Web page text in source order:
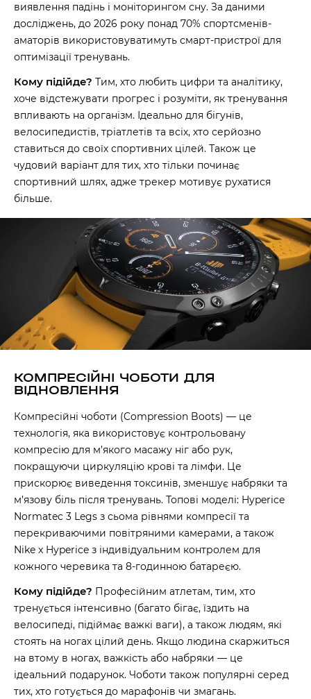
виявлення падінь і моніторингом сну. За даними
досліджень, до 2026 року понад 70% спортсменів-
аматорів використовуватимуть смарт-пристрої для
оптимізації тренувань.
Кому підійде? Тим, хто любить цифри та аналітику,
хоче відстежувати прогрес і розуміти, як тренування
впливають на організм. Ідеально для бігунів,
велосипедистів, тріатлетів та всіх, хто серйозно
ставиться до своїх спортивних цілей. Також це
чудовий варіант для тих, хто тільки починає
спортивний шлях, адже трекер мотивує рухатися
більше.
КОМПРЕСІЙНІ ЧОБОТИ ДЛЯ
ВІДНОВЛЕННЯ
Компресійні чоботи (Compression Boots) — це
технологія, яка використовує контрольовану
компресію для м’якого масажу ніг або рук,
покращуючи циркуляцію крові та лімфи. Це
прискорює виведення токсинів, зменшує набряки та
м’язову біль після тренувань. Топові моделі: Hyperice
Normatec 3 Legs з сьома рівнями компресії та
перекриваючими повітряними камерами, а також
Nike x Hyperice з індивідуальним контролем для
кожного черевика та 8-годинною батареєю.
Кому підійде? Професійним атлетам, тим, хто
тренується інтенсивно (багато бігає, їздить на
велосипеді, підіймає важкі ваги), а також людям, які
стоять на ногах цілий день. Якщо людина скаржиться
на втому в ногах, важкість або набряки — це
ідеальний подарунок. Чоботи також популярні серед
тих, хто готується до марафонів чи змагань.